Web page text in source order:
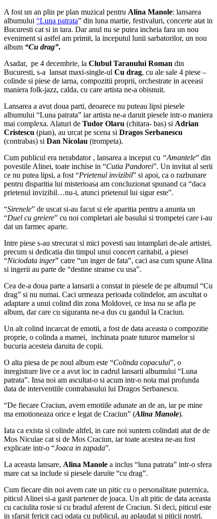
A fost un an plin pe plan muzical pentru Alina Manole: lansarea
albumului “Luna patrata” din luna martie, festivaluri, concerte atat in
Bucuresti cat si in tara. Dar anul nu se putea incheia fara un nou
eveniment si astfel am primit, la inceputul lunii sarbatorilor, un nou
album “Cu drag”.
Asadar, pe 4 decembrie, la Clubul Taranului Roman din
Bucuresti, s-a lansat maxi-single-ul Cu drag, cu ale sale 4 piese –
colinde si piese de iarna, compozitii proprii, orchestrate in aceeasi
maniera folk-jazz, calda, cu care artista ne-a obisnuit.
Lansarea a avut doua parti, deoarece nu puteau lipsi piesele
albumului “Luna patrata” iar artista ne-a daruit piesele intr-o maniera
mai complexa. Alaturi de Tudor Olaru (chitara- bas) si Adrian
Cristescu (pian), au urcat pe scena si Dragos Serbanescu
(contrabas) si Dan Nicolau (trompeta).
Cum publicul era nerabdator , lansarea a inceput cu “Amantele” din
povestile Alinei, toate inchise in “Cutia Pandorei”. Un invitat al serii
ce nu putea lipsi, a fost “Prietenul invizibil” si apoi, ca o razbunare
pentru disparitia lui misterioasa am concluzionat spunand ca “daca
prietenul invizibil…nu-i, atunci prietenul lui sigur este”.
“Sirenele” de uscat si-au facut si ele aparitia pentru a anunta un
“Duel cu greiere” cu noi completari ale basului si trompetei care i-au
dat un farmec aparte.
Intre piese s-au strecurat si mici povesti sau intamplari de-ale artistei,
precum si dedicatia din timpul unui concert caritabil, a piesei
“Niciodata inger” catre “un inger de fata”, caci asa cum spune Alina
si ingerii au parte de “destine stranse cu usa”.
Cea de-a doua parte a lansarii a constat in piesele de pe albumul “Cu
drag” si nu numai. Caci urmeaza perioada colindelor, am ascultat o
adaptare a unui colind din zona Moldovei, ce insa nu se afla pe
album, dar care cu siguranta ne-a dus cu gandul la Craciun.
Un alt colind incarcat de emotii, a fost de data aceasta o compozitie
proprie, o colinda a mamei, inchinata poate tuturor mamelor si
bucuria acesteia daruita de copii.
O alta piesa de pe noul album este “Colinda copacului”, o
inregistrare live ce a avut loc in cadrul lansarii albumului “Luna
patrata”. Insa noi am ascultat-o si acum intr-o nota mai profunda
data de interventiile contrabasului lui Dragos Serbanescu.
“De fiecare Craciun, avem emotiile adunate an de an, iar pe mine
ma emotioneaza orice e legat de Craciun” (Alina Manole).
Iata ca exista si colinde altfel, in care noi suntem colindati atat de de
Mos Niculae cat si de Mos Craciun, iar toate acestea ne-au fost
explicate intr-o “Joaca in zapada”.
La aceasta lansare, Alina Manole a inclus “luna patrata” intr-o sfera
mare cat sa include si piesele daruite “cu drag”.
Cum fiecare din noi avem cate un pitic cu o personalitate puternica,
piticul Alinei si-a gasit partener de joaca. Un alt pitic de data aceasta
cu caciulita rosie si cu bradul aferent de Craciun. Si deci, piticul este
in sfarsit fericit caci odata cu publicul, au aplaudat si piticii nostri.